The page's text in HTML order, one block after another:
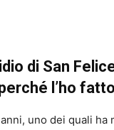
di San
l’ho
uno dei quali ha